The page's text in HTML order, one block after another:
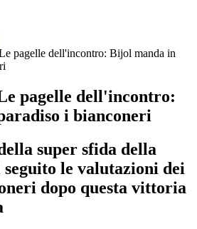
pagelle dell'incontro: Bijol manda in
pagelle dell'incontro:
i bianconeri
super sfida della
le valutazioni dei
dopo questa vittoria